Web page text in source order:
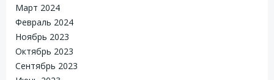
Март 2024
Февраль 2024
Ноябрь 2023
Октябрь 2023
Сентябрь 2023